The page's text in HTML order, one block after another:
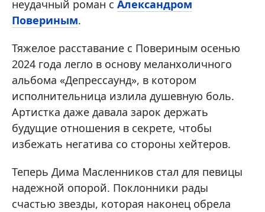
неудачный роман с Александром
Повериным.
Тяжелое расставание с Повериным осенью
2024 года легло в основу меланхоличного
альбома «Депрессаунд», в котором
исполнительница излила душевную боль.
Артистка даже давала зарок держать
будущие отношения в секрете, чтобы
избежать негатива со стороны хейтеров.
Теперь Дима Масленников стал для певицы
надежной опорой. Поклонники рады
счастью звезды, которая наконец обрела